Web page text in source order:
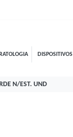
DISPOSITIVOS
N/EST. UND